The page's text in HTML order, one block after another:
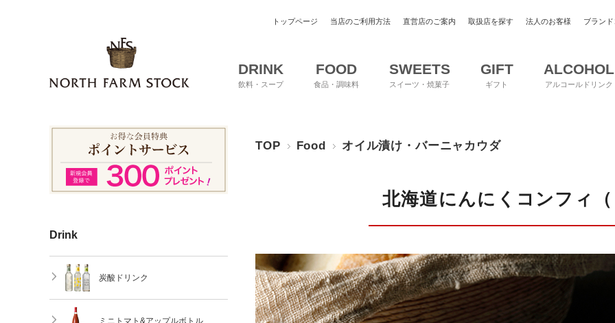
トップページ 当店のご利用方法 直営店のご案内 取扱店を探す 法人のお客様 ブラン
DRINK
飲料・スープ
FOOD
食品・調味料
SWEETS
スイーツ・焼菓子
GIFT
ギフト
ALCOHOL
アルコールドリンク
TOP Food オイル漬け・バーニャカウダ
北海道にんにくコンフィ（
Drink
炭酸ドリンク
ミニトマト&アップルボトル